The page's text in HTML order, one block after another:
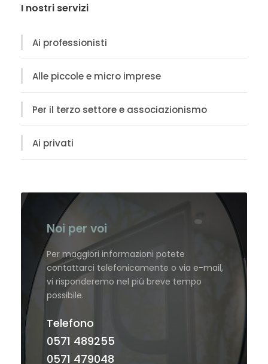
I nostri servizi
Ai professionisti
Alle piccole e micro imprese
Per il terzo settore e associazionismo
Ai privati
Noi per voi
Per maggiori informazioni potete
contattarci telefonicamente o via e-mail,
vi risponderemo nel più breve tempo
possibile.
Telefono
0571 489255
0571 479048